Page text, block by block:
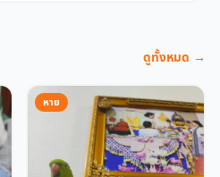
ดูทั้งหมด →
หาย